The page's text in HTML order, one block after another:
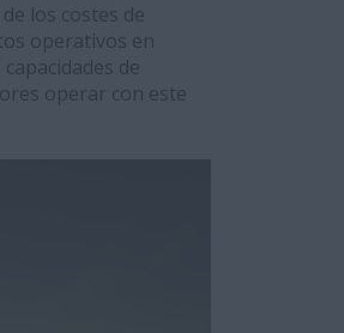
los costes de
operativos en
de
operar con este